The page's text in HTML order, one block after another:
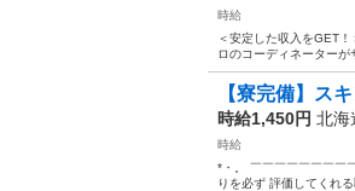
時給
＜安定した収入をGET
ロのコーディネーター
【寮完備】ス
時給1,450円 北海
時給
*・。 ￣￣￣￣￣￣￣￣
りを必ず 評価してくれ